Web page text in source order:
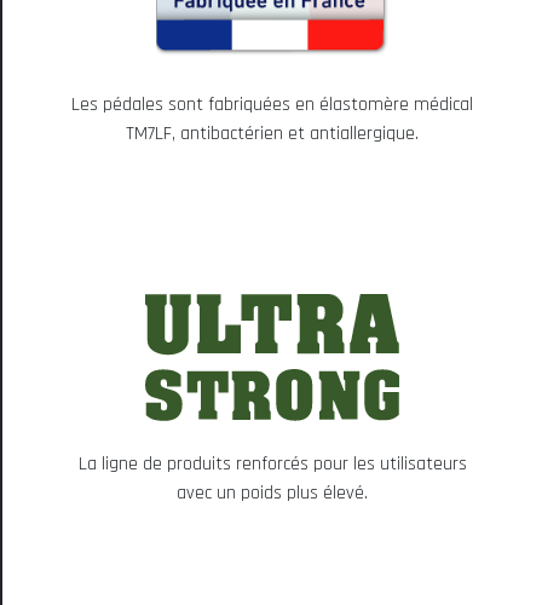
Les pédales sont fabriquées en élastomère médical
TM7LF, antibactérien et antiallergique.
La ligne de produits renforcés pour les utilisateurs
avec un poids plus élevé.